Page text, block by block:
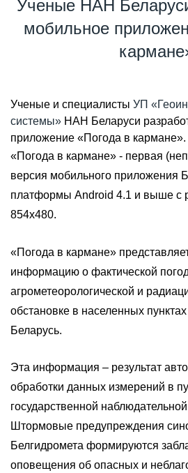
Ученые НАН
мобильное
Ученые и специалисты УП
системы» НАН Беларуси
приложение «Погода в кармане».
«Погода в кармане» - первая
версия мобильного приложения
платформы Android 4.1 и выше с
854x480.
«Погода в кармане»
информацию о фактической
агрометеорологической и
обстановке в населенных
Беларусь.
Эта информация – результат
обработки данных измерений в
государственной
Штормовые предупреждения
Белгидромета формируются
оповещения об опасных и